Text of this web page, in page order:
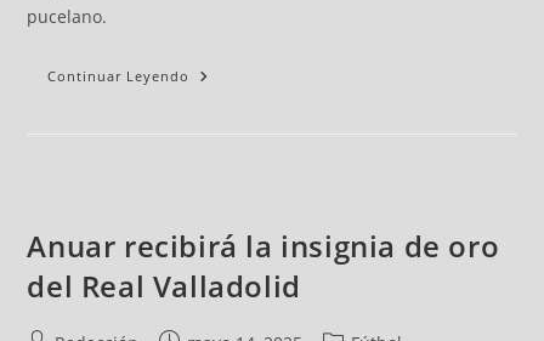
pucelano.
Continuar Leyendo
Anuar recibirá la insignia de oro
del Real Valladolid